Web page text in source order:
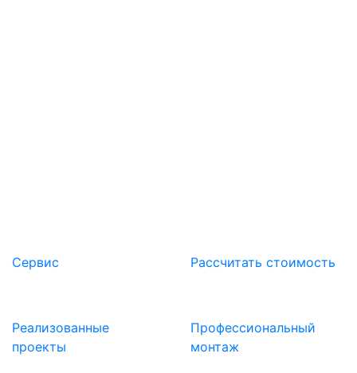
Сервис Расcчитать стоимость
Реализованные
проекты
Профессиональный
монтаж